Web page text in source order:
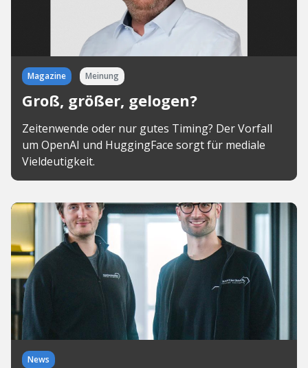
Magazine Meinung
Groß, größer, gelogen?
Zeitenwende oder nur gutes Timing? Der Vorfall
um OpenAI und HuggingFace sorgt für mediale
Vieldeutigkeit.
News